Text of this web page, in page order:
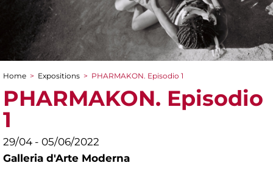
You are here
Home > Expositions > PHARMAKON. Episodio 1
PHARMAKON. Episodio
1
29/04 - 05/06/2022
Galleria d'Arte Moderna